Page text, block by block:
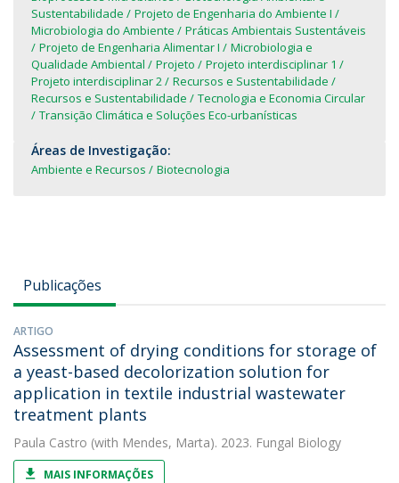
Sustentabilidade
Projeto de Engenharia do Ambiente I
Microbiologia do Ambiente
Práticas Ambientais Sustentáveis
Projeto de Engenharia Alimentar I
Microbiologia e
Qualidade Ambiental
Projeto
Projeto interdisciplinar 1
Projeto interdisciplinar 2
Recursos e Sustentabilidade
Recursos e Sustentabilidade
Tecnologia e Economia Circular
Transição Climática e Soluções Eco-urbanísticas
Áreas de Investigação:
Ambiente e Recursos Biotecnologia
Publicações
ARTIGO
Assessment of drying conditions for storage of
a yeast-based decolorization solution for
application in textile industrial wastewater
treatment plants
Paula Castro (with Mendes, Marta). 2023. Fungal Biology
MAIS INFORMAÇÕES